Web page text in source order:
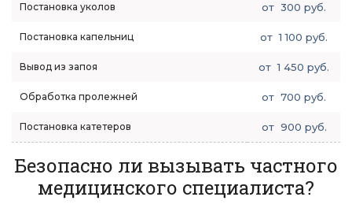
Постановка уколов от 300 руб.
Постановка капельниц от 1 100 руб.
Вывод из запоя от 1 450 руб.
Обработка пролежней от 700 руб.
Постановка катетеров от 900 руб.
Безопасно ли вызывать частного
медицинского специалиста?